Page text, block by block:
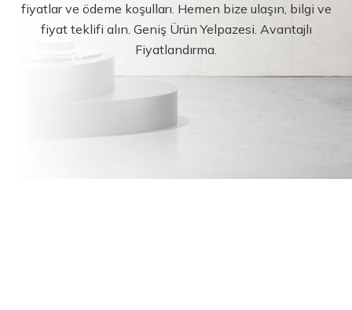
fiyatlar ve ödeme koşulları. Hemen bize ulaşın, bilgi ve
fiyat teklifi alın. Geniş Ürün Yelpazesi. Avantajlı
Fiyatlandırma.